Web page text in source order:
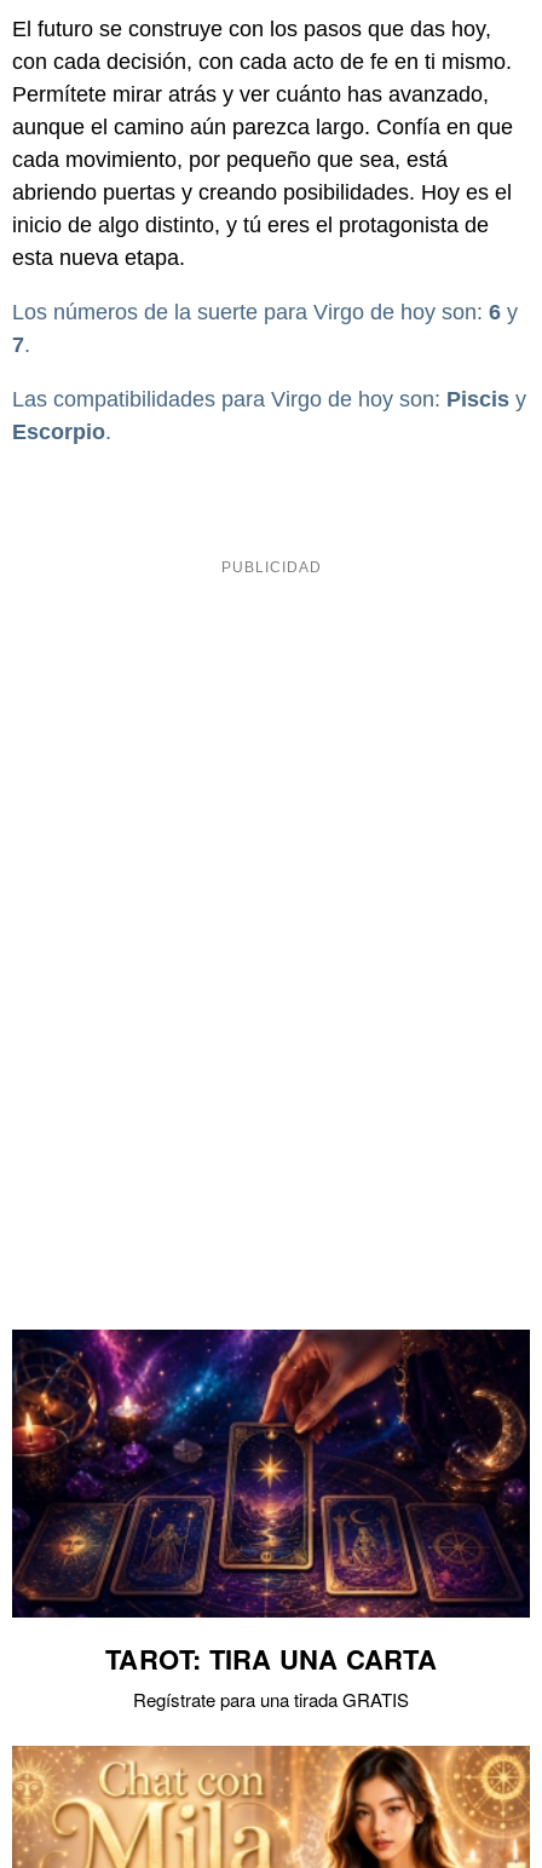
El futuro se construye con los pasos que das hoy,
con cada decisión, con cada acto de fe en ti mismo.
Permítete mirar atrás y ver cuánto has avanzado,
aunque el camino aún parezca largo. Confía en que
cada movimiento, por pequeño que sea, está
abriendo puertas y creando posibilidades. Hoy es el
inicio de algo distinto, y tú eres el protagonista de
esta nueva etapa.
Los números de la suerte para Virgo de hoy son: 6 y
7.
Las compatibilidades para Virgo de hoy son: Piscis y
Escorpio.
TAROT: TIRA UNA CARTA
Regístrate para una tirada GRATIS